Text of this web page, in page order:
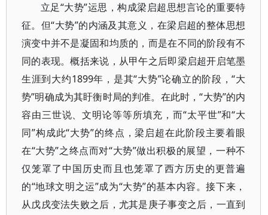
立足“大势”运思，构成梁启超思想言论的重要特
征。但“大势”的内涵及其意义，在梁启超的整体思想
演变中并不是凝固和均质的，而是在不同的阶段有不
同的表现。概括来说，从甲午之后即梁启超开启笔墨
生涯到大约1899年，是其“大势”论确立的阶段，“大
势”明确成为其盱衡时局的判准。在此时，“大势”的内
容由三世说、文明论等等所填充，而“太平世”和“大
同”构成此“大势”的终点，梁启超在此阶段主要着眼
在“大势”之终点而对“大势”做出积极的展望，一种不
仅笼罩了中国历史而且也笼罩了西方历史的更普遍
的“地球文明之运”成为“大势”的基本内容。接下来，
从戊戌变法失败之后，尤其是庚子事变之后，一直到